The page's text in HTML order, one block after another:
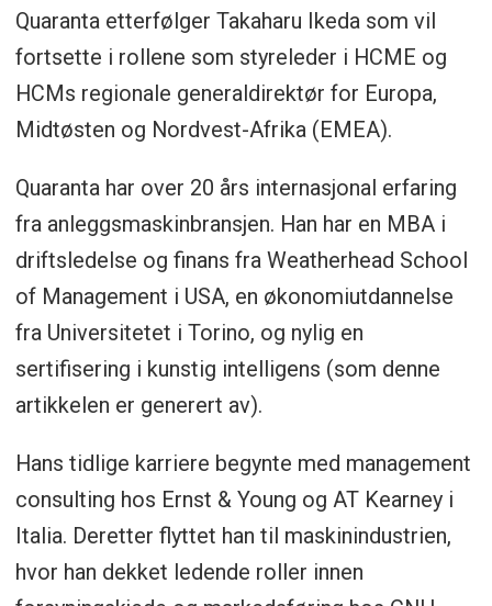
Quaranta etterfølger Takaharu Ikeda som vil
fortsette i rollene som styreleder i HCME og
HCMs regionale generaldirektør for Europa,
Midtøsten og Nordvest-Afrika (EMEA).
Quaranta har over 20 års internasjonal erfaring
fra anleggsmaskinbransjen. Han har en MBA i
driftsledelse og finans fra Weatherhead School
of Management i USA, en økonomiutdannelse
fra Universitetet i Torino, og nylig en
sertifisering i kunstig intelligens (som denne
artikkelen er generert av).
Hans tidlige karriere begynte med management
consulting hos Ernst & Young og AT Kearney i
Italia. Deretter flyttet han til maskinindustrien,
hvor han dekket ledende roller innen